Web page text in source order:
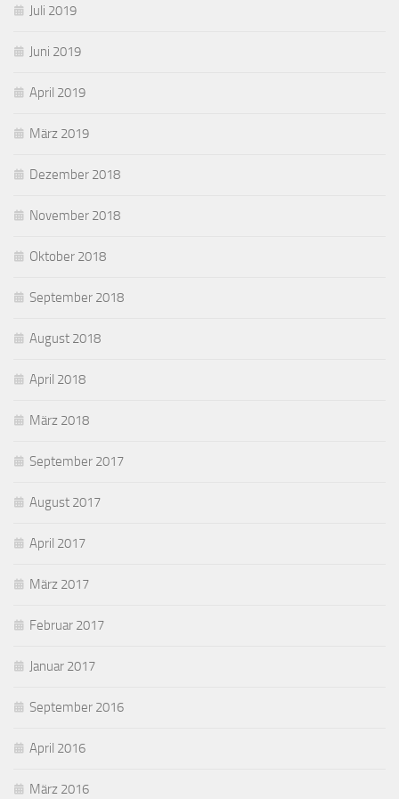
Juli 2019
Juni 2019
April 2019
März 2019
Dezember 2018
November 2018
Oktober 2018
September 2018
August 2018
April 2018
März 2018
September 2017
August 2017
April 2017
März 2017
Februar 2017
Januar 2017
September 2016
April 2016
März 2016